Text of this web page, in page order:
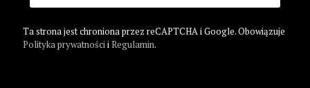
Ta strona jest chroniona przez reCAPTCHA i Google. Obowiązuje
Polityka prywatności i Regulamin.